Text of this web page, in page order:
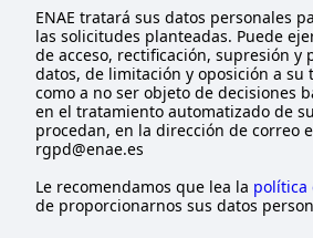
ENAE tratará sus datos personales
las solicitudes planteadas. Puede
de acceso, rectificación, supresión y
datos, de limitación y oposición a su
como a no ser objeto de decisiones
en el tratamiento automatizado de
procedan, en la dirección de correo
rgpd@enae.es
Le recomendamos que lea la política
de proporcionarnos sus datos